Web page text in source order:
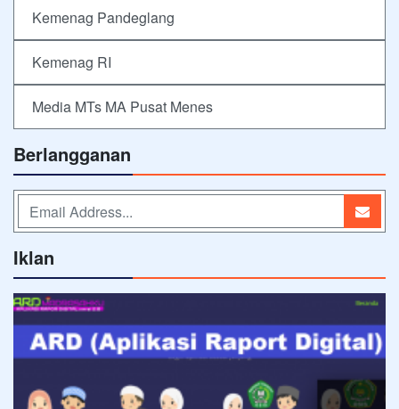
Kemenag Pandeglang
Kemenag RI
Media MTs MA Pusat Menes
Berlangganan
Iklan